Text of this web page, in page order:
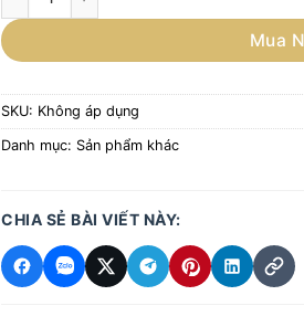
Mua
SKU: Không áp dụng
Danh mục: Sản phẩm khác
CHIA SẺ BÀI VIẾT NÀY: